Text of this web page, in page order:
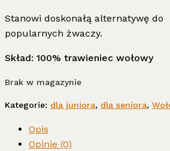
Stanowi doskonałą alternatywę do
popularnych żwaczy.
Skład: 100% trawieniec wołowy
Brak w magazynie
Kategorie: dla juniora, dla seniora,
Opis
Opinie (0)